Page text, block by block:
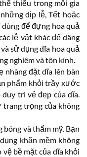
thiếu trong mỗi gia
dịp lễ, Tết hoặc
để đựng hoa quả
lễ vật khác để dâng
sử dụng dĩa hoa quả
nghiêm và tôn kính.
nhàng đặt dĩa lên bàn
phẩm khỏi trầy xước
trì vẻ đẹp của dĩa.
trọng của không
và thẩm mỹ. Bạn
khăn mềm không
vệ bề mặt của dĩa khỏi